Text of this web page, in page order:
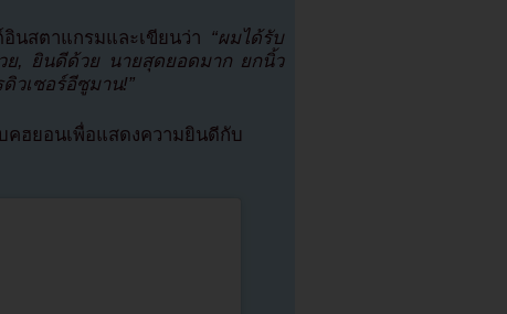
สตาแกรมและเขียนว่า “ผมได้รับ
ย, ยินดีด้วย นายสุดยอดมาก ยกนิ้ว
วเซอร์อีซูมาน!”
ฮยอนเพื่อแสดงความยินดีกับ